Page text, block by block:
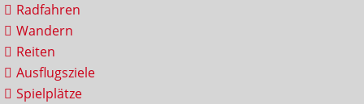
Radfahren
Wandern
Reiten
Ausflugsziele
Spielplätze